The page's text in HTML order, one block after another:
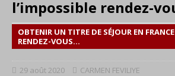
l’impossible rendez-
OBTENIR UN TITRE DE SÉJOUR EN
RENDEZ-VOUS...
29 août 2020 CARMEN FEVILIYE